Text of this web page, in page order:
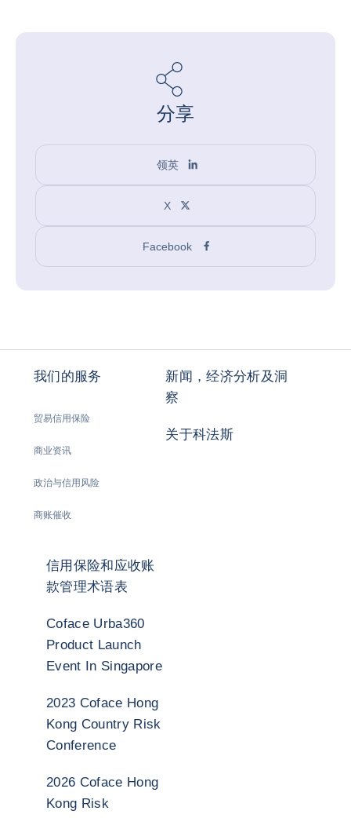
分享
领英
X
Facebook
我们的服务
贸易信用保险
商业资讯
政治与信用风险
商账催收
新闻，经济分析及洞
察
关于科法斯
信用保险和应收账
款管理术语表
Coface Urba360
Product Launch
Event In Singapore
2023 Coface Hong
Kong Country Risk
Conference
2026 Coface Hong
Kong Risk